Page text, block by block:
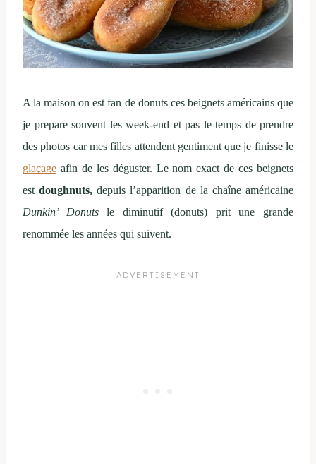
A la maison on est fan de donuts ces beignets américains que
je prepare souvent les week-end et pas le temps de prendre
des photos car mes filles attendent gentiment que je finisse le
glaçage afin de les déguster. Le nom exact de ces beignets
estdoughnuts, depuis l’apparition de la chaîne américaine
Dunkin’ Donutsle diminutif (donuts) prit une grande
renommée les années qui suivent.